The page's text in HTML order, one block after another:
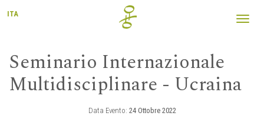
ITA
Seminario Internazionale
Multidisciplinare - Ucraina
Data Evento: 24 Ottobre 2022